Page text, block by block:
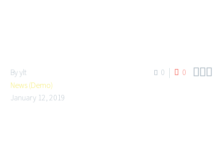
0 0 
By ylt
News (Demo)
January 12, 2019